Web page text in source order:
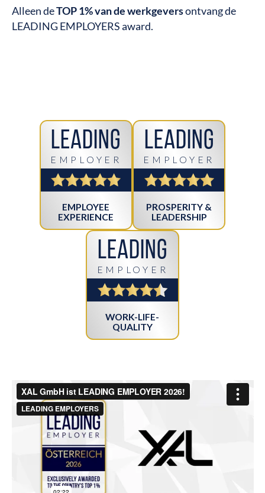
Alleen deTOP 1% van de werkgeversontvang de
LEADING EMPLOYERS award.
Leading
EMPLOYER
EMPLOYEE
EXPERIENCE
Leading
EMPLOYER
PROSPERITY &
LEADERSHIP
Leading
EMPLOYER
WORK-LIFE-
QUALITY